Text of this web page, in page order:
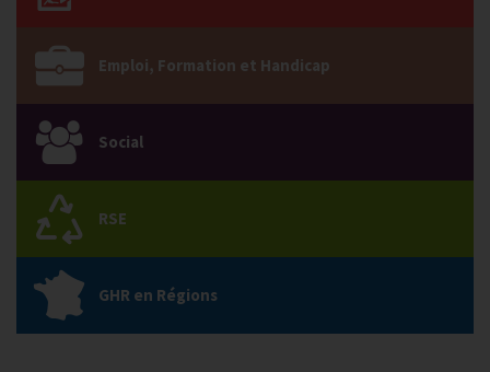
Emploi, Formation et Handicap
Social
RSE
GHR en Régions